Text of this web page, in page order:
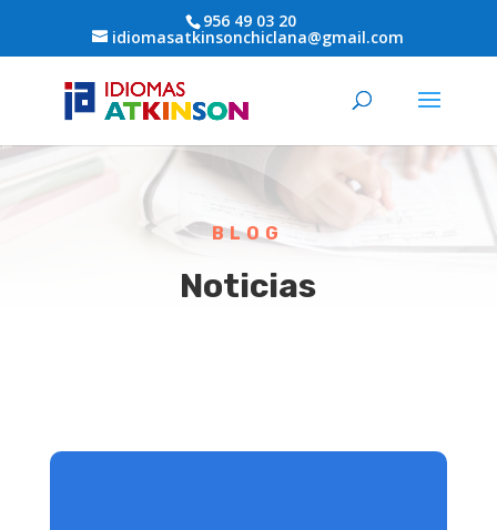
956 49 03 20
idiomasatkinsonchiclana@gmail.com
BLOG
Noticias